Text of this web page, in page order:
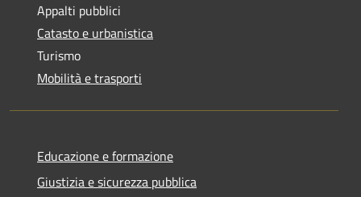
Appalti pubblici
Catasto e urbanistica
Turismo
Mobilità e trasporti
Educazione e formazione
Giustizia e sicurezza pubblica